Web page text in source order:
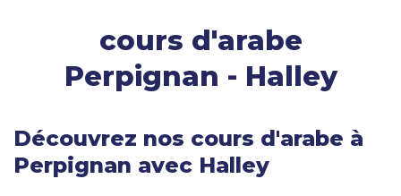
cours d'arabe
Perpignan - Halley
Découvrez nos cours d'arabe à
Perpignan avec Halley